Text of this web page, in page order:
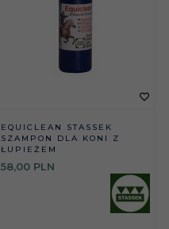
EQUICLEAN STASSEK
SZAMPON DLA KONI Z
ŁUPIEŻEM
58,00 PLN